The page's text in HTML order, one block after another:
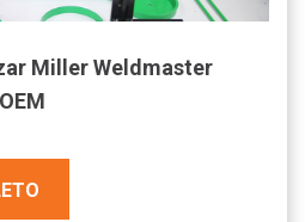
Miller Weldmaster